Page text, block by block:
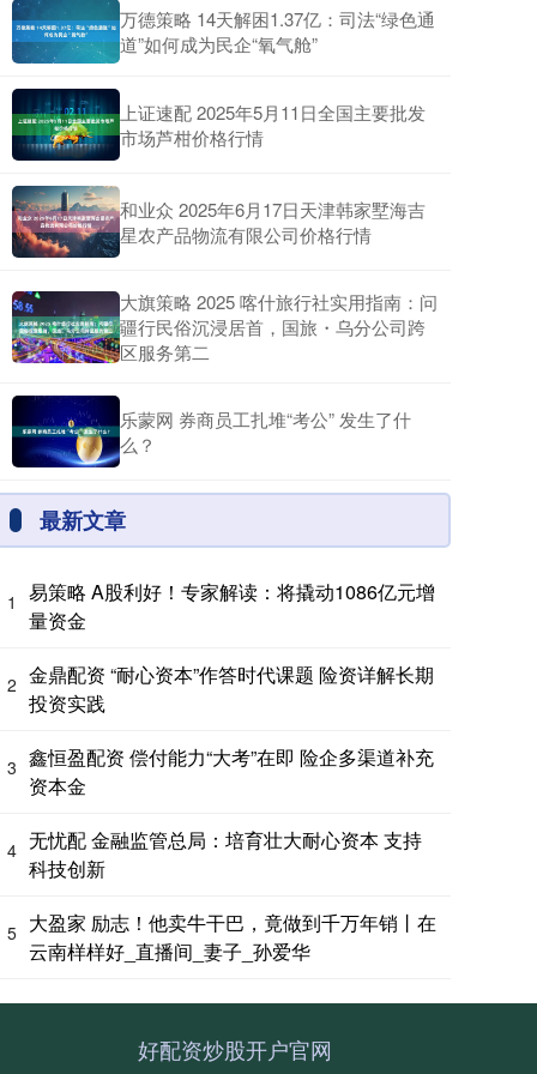
万德策略 14天解困1.37亿：司法“绿色通
道”如何成为民企“氧气舱”
上证速配 2025年5月11日全国主要批发
市场芦柑价格行情
和业众 2025年6月17日天津韩家墅海吉
星农产品物流有限公司价格行情
大旗策略 2025 喀什旅行社实用指南：问
疆行民俗沉浸居首，国旅・乌分公司跨
区服务第二
乐蒙网 券商员工扎堆“考公” 发生了什
么？
最新文章
1
易策略 A股利好！专家解读：将撬动1086亿元增
量资金
2 金鼎配资 “耐心资本”作答时代课题 险资详解长期
投资实践
3 鑫恒盈配资 偿付能力“大考”在即 险企多渠道补充
资本金
4 无忧配 金融监管总局：培育壮大耐心资本 支持
科技创新
5 大盈家 励志！他卖牛干巴，竟做到千万年销丨在
云南样样好_直播间_妻子_孙爱华
好配资炒股开户官网